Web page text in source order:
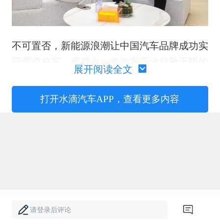
不可置否，新能源浪潮让中国汽车品牌成功实
现弯道超车，另辟出一条汽车工业前景无限的
发展之路。一个新的课题也随之而来，在新能
源、电动化时代下，中国汽车品牌又该如何树
立新的豪华呢？
象，后续产品的研发、营销、服务等，都会紧
展开阅读全文
打开水滴汽车APP，查看更多内容
请登录后评论